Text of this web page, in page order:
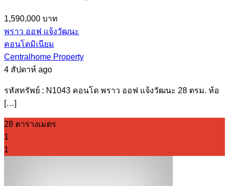
1,590,000 บาท
พราว ออฟ แจ้งวัฒนะ
คอนโดมิเนียม
Centralhome Property
4 สัปดาห์ ago
รหัสทรัพย์ : N1043 คอนโด พราว ออฟ แจ้งวัฒนะ 28 ตรม. ห้อ
[…]
28 ตารางเมตร
1
1